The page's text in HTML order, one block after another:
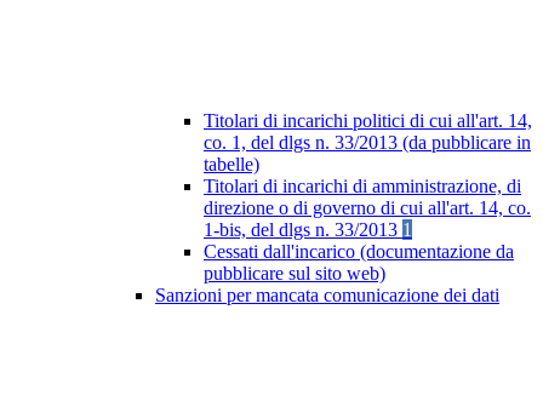
Titolari di incarichi politici di cui all'art. 14,
co. 1, del dlgs n. 33/2013 (da pubblicare in
tabelle)
Titolari di incarichi di amministrazione, di
direzione o di governo di cui all'art. 14, co.
1-bis, del dlgs n. 33/2013 1
Cessati dall'incarico (documentazione da
pubblicare sul sito web)
Sanzioni per mancata comunicazione dei dati